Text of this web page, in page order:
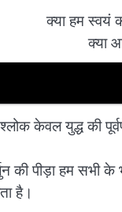
क्या हम स्वयं
क्या
केवल युद्ध की
की पीड़ा हम सभी के
है।